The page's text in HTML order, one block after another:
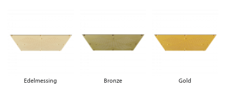
Edelmessing Bronze Gold